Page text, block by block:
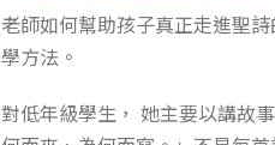
老師如何幫助孩子真正走進聖
學方法。
對低年級學生， 她主要以講故